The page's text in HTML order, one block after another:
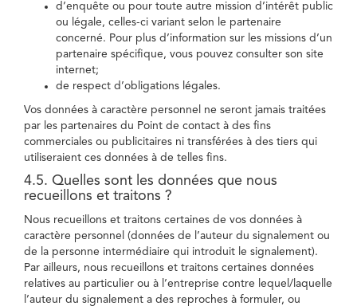
d’enquête ou pour toute autre mission d’intérêt public
ou légale, celles-ci variant selon le partenaire
concerné. Pour plus d’information sur les missions d’un
partenaire spécifique, vous pouvez consulter son site
internet;
de respect d’obligations légales.
Vos données à caractère personnel ne seront jamais traitées
par les partenaires du Point de contact à des fins
commerciales ou publicitaires ni transférées à des tiers qui
utiliseraient ces données à de telles fins.
4.5. Quelles sont les données que nous
recueillons et traitons ?
Nous recueillons et traitons certaines de vos données à
caractère personnel (données de l’auteur du signalement ou
de la personne intermédiaire qui introduit le signalement).
Par ailleurs, nous recueillons et traitons certaines données
relatives au particulier ou à l’entreprise contre lequel/laquelle
l’auteur du signalement a des reproches à formuler, ou